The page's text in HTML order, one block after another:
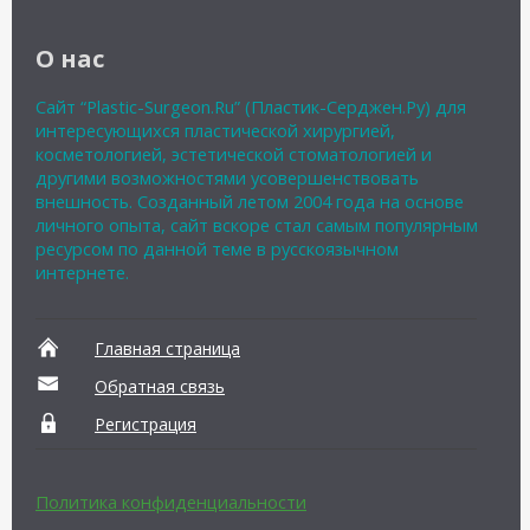
О нас
Сайт “Plastic-Surgeon.Ru” (Пластик-Серджен.Ру) для
интересующихся пластической хирургией,
косметологией, эстетической стоматологией и
другими возможностями усовершенствовать
внешность. Созданный летом 2004 года на основе
личного опыта, сайт вскоре стал самым популярным
ресурсом по данной теме в русскоязычном
интернете.
Главная страница
Обратная связь
Регистрация
Политика конфиденциальности